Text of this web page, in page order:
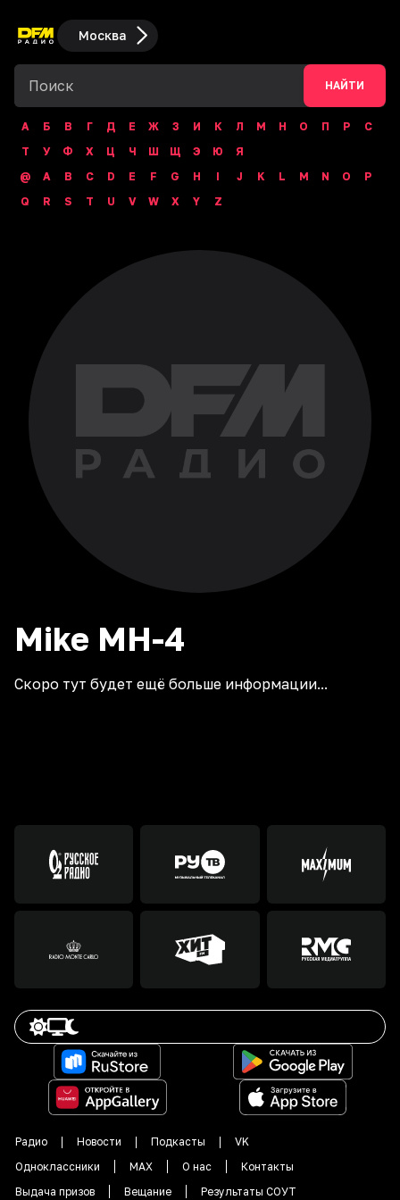
Москва
НАЙТИ
А Б В Г Д Е Ж З И К Л М Н О П Р
С
Т
У Ф Х Ц Ч Ш Щ Э Ю
Я
@
A B C D E F G H I J K L M N O
P
Q
R S T U V W X Y Z
Mike MH-4
Скоро тут будет ещё больше информации...
Радио Новости Подкасты
VK
Одноклассники
MAX О нас
Контакты
Выдача призов
Вещание Результаты СОУТ